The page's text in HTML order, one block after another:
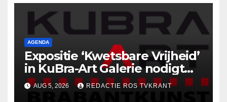
AGENDA
Expositie ‘Kwetsbare Vrijheid’
in KuBra-Art Galerie nodigt
uit tot ontmoeting en
reflectie
AUG 5, 2026 REDACTIE ROS TVKRANT